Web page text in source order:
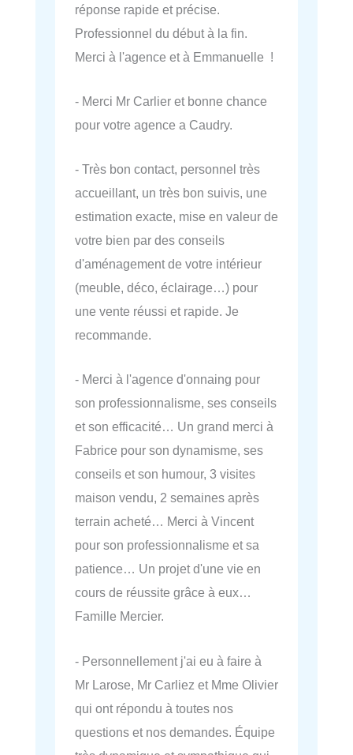
réponse rapide et précise.
Professionnel du début à la fin.
Merci à l'agence et à Emmanuelle !
- Merci Mr Carlier et bonne chance
pour votre agence a Caudry.
- Très bon contact, personnel très
accueillant, un très bon suivis, une
estimation exacte, mise en valeur de
votre bien par des conseils
d'aménagement de votre intérieur
(meuble, déco, éclairage…) pour
une vente réussi et rapide. Je
recommande.
- Merci à l'agence d'onnaing pour
son professionnalisme, ses conseils
et son efficacité… Un grand merci à
Fabrice pour son dynamisme, ses
conseils et son humour, 3 visites
maison vendu, 2 semaines après
terrain acheté… Merci à Vincent
pour son professionnalisme et sa
patience… Un projet d'une vie en
cours de réussite grâce à eux…
Famille Mercier.
- Personnellement j'ai eu à faire à
Mr Larose, Mr Carliez et Mme Olivier
qui ont répondu à toutes nos
questions et nos demandes. Équipe